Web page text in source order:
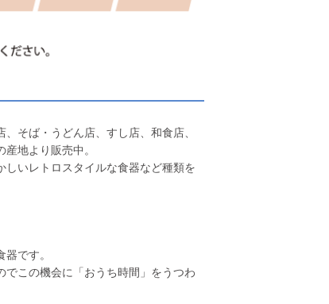
そば・うどん店、すし店、和食店、
地より販売中。
いレトロスタイルな食器など種類を
です。
でこの機会に「おうち時間」をうつわ